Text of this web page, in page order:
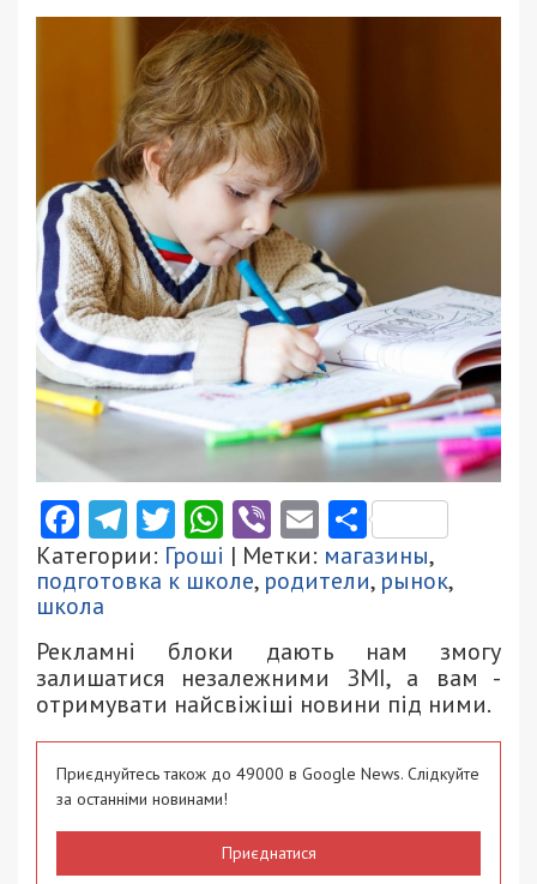
Facebook
Telegram
Twitter
WhatsApp
ViberEmail
Категории: Гроші | Метки: магазины,
подготовка к школе, родители, рынок,
школа
Рекламні блоки дають нам змогу
залишатися незалежними ЗМІ, а вам -
отримувати найсвіжіші новини під ними.
Приєднуйтесь також до 49000 в Google News. Слідкуйте
за останніми новинами!
Приєднатися